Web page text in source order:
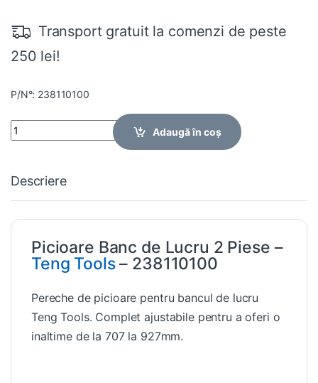
Transport gratuit la comenzi de peste
250 lei!
P/N°: 238110100
Quantity
Adaugă în coș
Descriere
Picioare Banc de Lucru 2 Piese –
Teng Tools– 238110100
Pereche de picioare pentru bancul de lucru
Teng Tools. Complet ajustabile pentru a oferi o
inaltime de la 707 la 927mm.